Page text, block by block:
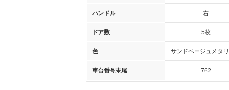
ハンドル 右
ドア数 5枚
色 サンドベージュメタ
車台番号末尾 762